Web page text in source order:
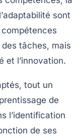
adaptabilité sont
tâches, mais
et l’innovation.
tout un
de
l’identification
de ses